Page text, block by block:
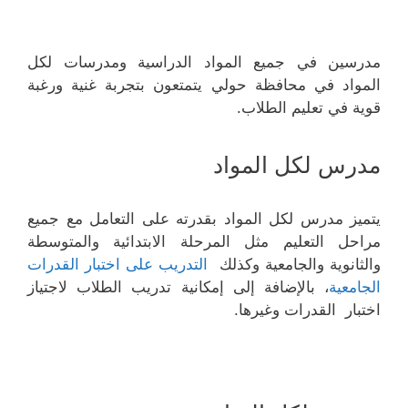
مدرسين في جميع المواد الدراسية ومدرسات لكل
المواد في محافظة حولي يتمتعون بتجربة غنية ورغبة
قوية في تعليم الطلاب.
مدرس لكل المواد
يتميز مدرس لكل المواد بقدرته على التعامل مع جميع
مراحل التعليم مثل المرحلة الابتدائية والمتوسطة
والثانوية والجامعية وكذلك
التدريب على اختبار القدرات
الجامعية، بالإضافة إلى إمكانية تدريب الطلاب لاجتياز
اختبار القدرات وغيرها.